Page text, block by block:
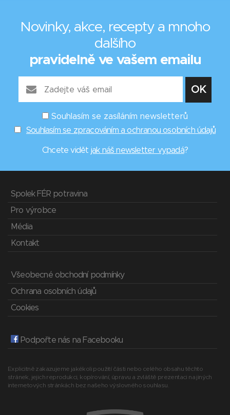
Novinky, akce, recepty a mnoho
dalšího
pravidelně ve vašem emailu
Souhlasím se zasíláním newsletterů
Souhlasím se zpracováním a ochranou osobních údajů
Chcete vidět jak náš newsletter vypadá?
Spolek FÉR potravina
Pro výrobce
Média
Kontakt
Všeobecné obchodní podmínky
Ochrana osobních údajů
Cookies
Podpořte nás na Facebooku
Explicitně zakazujeme jakékoli použití části nebo celého obsahu těchto
stránek, jejich reprodukci, kopírování, úpravu a zvláště prezentaci na jiných
internetových stránkách bez našeho výslovného souhlasu.